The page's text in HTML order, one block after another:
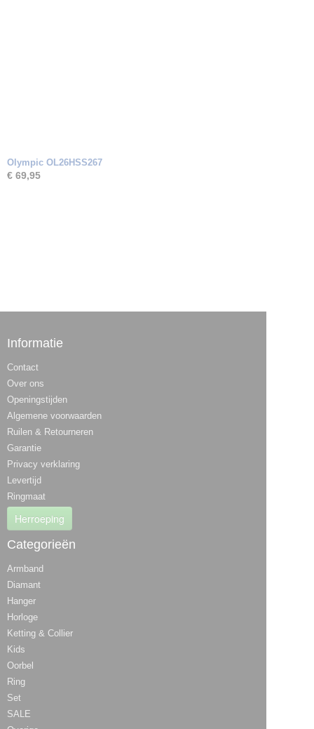
Olympic OL26HSS267
€ 69,95
Informatie
Contact
Over ons
Openingstijden
Algemene voorwaarden
Ruilen & Retourneren
Garantie
Privacy verklaring
Levertijd
Ringmaat
Herroeping
Categorieën
Armband
Diamant
Hanger
Horloge
Ketting & Collier
Kids
Oorbel
Ring
Set
SALE